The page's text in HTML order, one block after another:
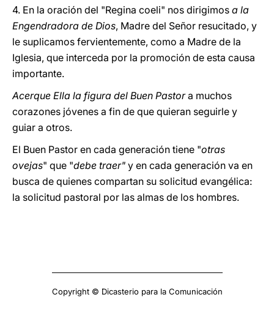
4. En la oración del "Regina coeli" nos dirigimos a la
Engendradora de Dios, Madre del Señor resucitado, y
le suplicamos fervientemente, como a Madre de la
Iglesia, que interceda por la promoción de esta causa
importante.
Acerque Ella la figura del Buen Pastora muchos
corazones jóvenes a fin de que quieran seguirle y
guiar a otros.
El Buen Pastor en cada generación tiene "otras
ovejas" que "debe traer" y en cada generación va en
busca de quienes compartan su solicitud evangélica:
la solicitud pastoral por las almas de los hombres.
Copyright © Dicasterio para la Comunicación